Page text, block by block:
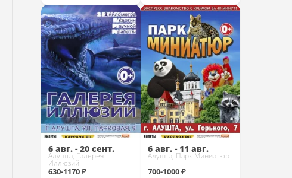
Купить Купить
6 авг. - 20 сент.
Алушта, Галерея
Иллюзий
630-1170 ₽
6 авг. - 11 авг.
Алушта, Парк Миниатюр
700-1000 ₽